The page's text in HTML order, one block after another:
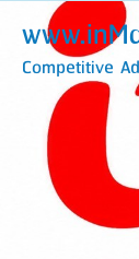
Competitive